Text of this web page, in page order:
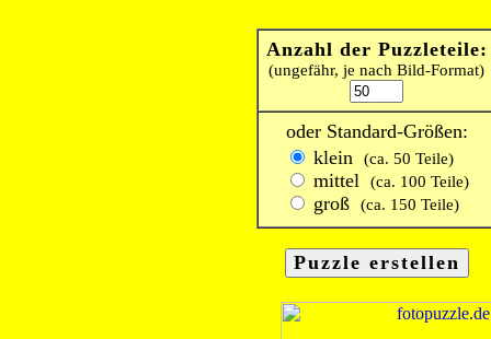
Anzahl der Puzzleteile:
(ungefähr, je nach Bild-Format)
oder Standard-Größen:
klein
(ca. 50 Teile)
mittel (ca. 100 Teile)
groß (ca. 150 Teile)